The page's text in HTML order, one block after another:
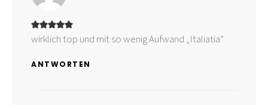
wirklich top und mit so wenig Aufwand „Italiatia“
ANTWORTEN